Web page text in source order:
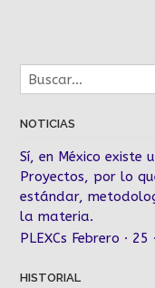
NOTICIAS
Sí, en México existe
Proyectos, por lo
estándar,
la materia.
PLEXCs Febrero · 25
HISTORIAL